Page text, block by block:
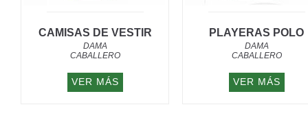
CAMISAS DE VESTIR
DAMA
CABALLERO
VER MÁS
PLAYERAS POLO
DAMA
CABALLERO
VER MÁS